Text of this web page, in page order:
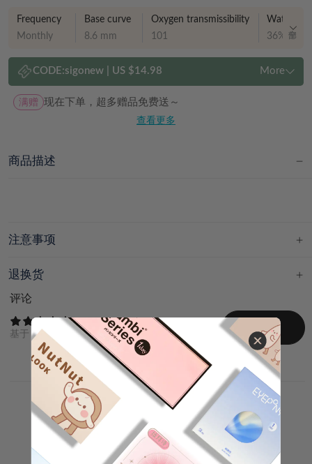
Frequency
Monthly
Base curve
8.6 mm
Oxygen transmissibility
101
Water
36%
CODE:sigonew| US $14.98 More
满赠 现在下单，超多赠品免费送～
查看更多
商品描述
注意事项
退换货
评论
基于0条评论综合评分
写评论
最新 有图/视频
还没有评论，快来分享你的体验吧！
写评论